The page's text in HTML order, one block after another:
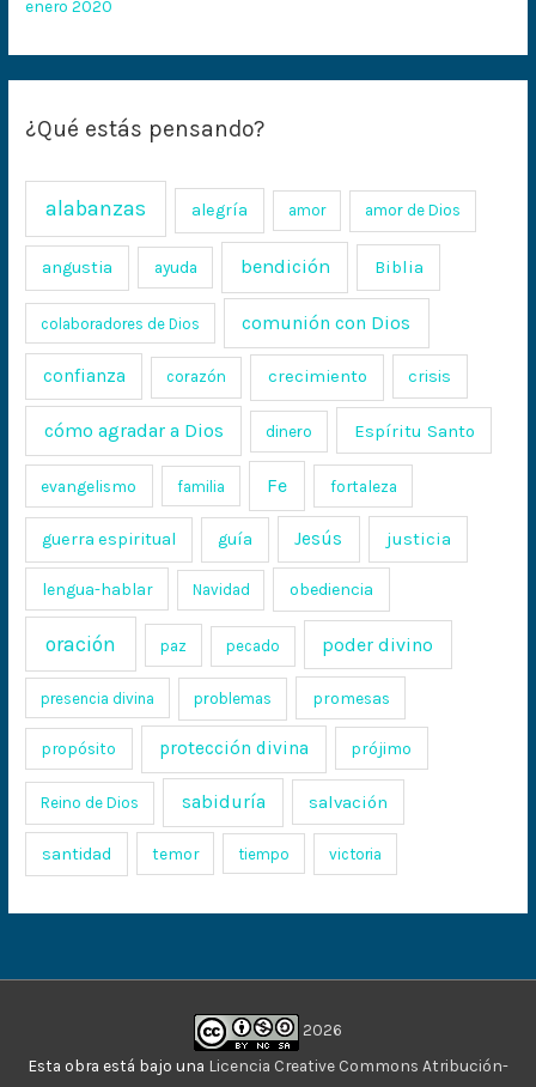
enero 2020
¿Qué estás pensando?
alabanzas alegría amor amor de Dios
angustia ayuda bendición Biblia
colaboradores de Dios comunión con Dios
confianza corazón crecimiento crisis
cómo agradar a Dios dinero Espíritu Santo
evangelismo familia Fe fortaleza
guerra espiritual guía Jesús justicia
lengua-hablar Navidad obediencia
oración paz pecado poder divino
presencia divina problemas promesas
propósito protección divina prójimo
Reino de Dios sabiduría salvación
santidad temor tiempo victoria
2026
Esta obra está bajo una Licencia Creative Commons Atribución-